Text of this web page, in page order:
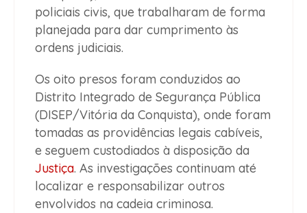
policiais civis, que trabalharam de forma
planejada para dar cumprimento às
ordens judiciais.
Os oito presos foram conduzidos ao
Distrito Integrado de Segurança Pública
(DISEP/Vitória da Conquista), onde foram
tomadas as providências legais cabíveis,
e seguem custodiados à disposição da
Justiça. As investigações continuam até
localizar e responsabilizar outros
envolvidos na cadeia criminosa.